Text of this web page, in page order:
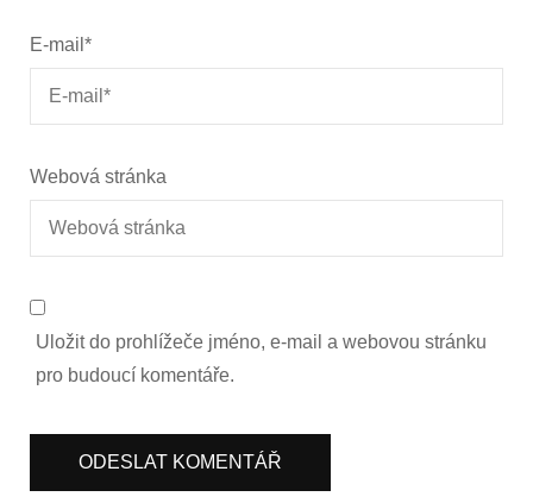
E-mail *
Webová stránka
Uložit do prohlížeče jméno, e-mail a webovou stránku
pro budoucí komentáře.